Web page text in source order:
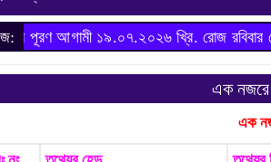
পূরণ আগামী ১৯.০৭.২০২৬ খ্রি. রোজ রবিবার
এক নজরে
এক